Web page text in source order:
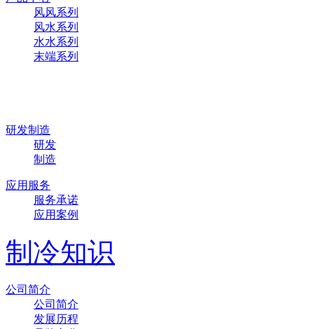
风风系列
风水系列
水水系列
末端系列
研发制造
研发
制造
应用服务
服务承诺
应用案例
制冷知识
公司简介
公司简介
发展历程